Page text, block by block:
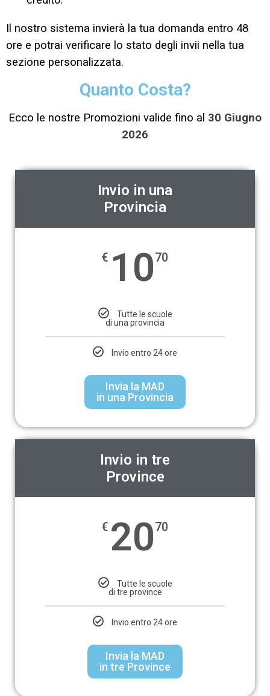
Il nostro sistema invierà la tua domanda entro 48
ore e potrai verificare lo stato degli invii nella tua
sezione personalizzata.
Quanto Costa?
Ecco le nostre Promozioni valide fino al 30 Giugno
2026
Invio in una
Provincia
€ 1070
Tutte le scuole
di una provincia
Invio entro 24 ore
Invia la MAD
in una Provincia
Invio in tre
Province
€ 2070
Tutte le scuole
di tre province
Invio entro 24 ore
Invia la MAD
in tre Province